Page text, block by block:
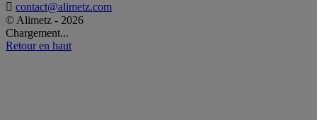
 contact@alimetz.com
© Alimetz - 2026
Chargement...
Retour en haut